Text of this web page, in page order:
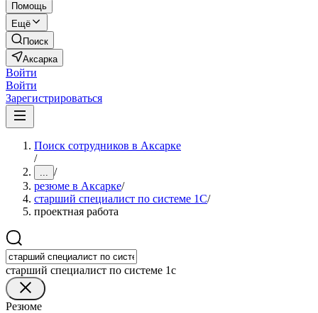
Помощь
Ещё
Поиск
Аксарка
Войти
Войти
Зарегистрироваться
Поиск сотрудников в Аксарке
/
... /
резюме в Аксарке/
старший специалист по системе 1С/
проектная работа
старший специалист по системе 1с
Резюме